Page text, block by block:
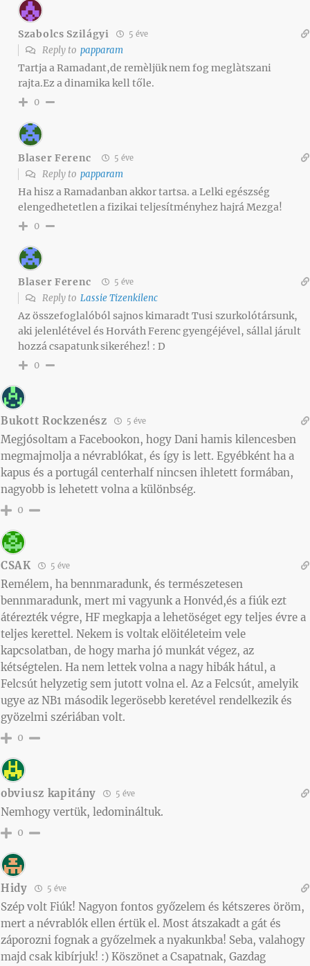
Szabolcs Szilágyi 5 éve
Reply to papparam
Tartja a Ramadant,de remèljük nem fog meglàtszani
rajta.Ez a dinamika kell tőle.
0
Blaser Ferenc 5 éve
Reply to papparam
Ha hisz a Ramadanban akkor tartsa. a Lelki egészség
elengedhetetlen a fizikai teljesítményhez hajrá Mezga!
0
Blaser Ferenc 5 éve
Reply to Lassie Tizenkilenc
Az összefoglalóból sajnos kimaradt Tusi szurkolótársunk,
aki jelenlétével és Horváth Ferenc gyengéjével, sállal járult
hozzá csapatunk sikeréhez! : D
0
Bukott Rockzenész 5 éve
Megjósoltam a Facebookon, hogy Dani hamis kilencesben
megmajmolja a névrablókat, és így is lett. Egyébként ha a
kapus és a portugál centerhalf nincsen ihletett formában,
nagyobb is lehetett volna a különbség.
0
CSAK 5 éve
Remélem, ha bennmaradunk, és természetesen
bennmaradunk, mert mi vagyunk a Honvéd,és a fiúk ezt
átérezték végre, HF megkapja a lehetöséget egy teljes évre a
teljes kerettel. Nekem is voltak elöitéleteim vele
kapcsolatban, de hogy marha jó munkát végez, az
kétségtelen. Ha nem lettek volna a nagy hibák hátul, a
Felcsút helyzetig sem jutott volna el. Az a Felcsút, amelyik
ugye az NB1 második legerösebb keretével rendelkezik és
gyözelmi szériában volt.
0
obviusz kapitány 5 éve
Nemhogy vertük, ledomináltuk.
0
Hidy 5 éve
Szép volt Fiúk! Nagyon fontos győzelem és kétszeres öröm,
mert a névrablók ellen értük el. Most átszakadt a gát és
záporozni fognak a győzelmek a nyakunkba! Seba, valahogy
majd csak kibírjuk! :) Köszönet a Csapatnak, Gazdag